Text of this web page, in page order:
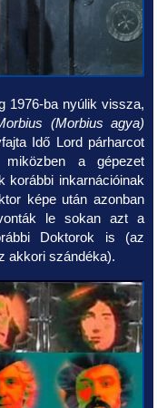
1976-ba nyúlik vissza,
(Morbius agya)
Idő Lord párharcot
a gépezet
korábbi inkarnációinak
képe után azonban
le sokan azt a
Doktorok is (az
akkori szándéka).